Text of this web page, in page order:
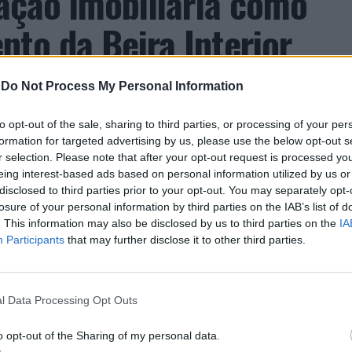
Do Not Process My Personal Information
opt-out of the sale, sharing to third parties, or processing of your
for targeted advertising by us, please use the below opt-out
selection. Please note that after your opt-out request is processed
interest-based ads based on personal information utilized by us
to third parties prior to your opt-out. You may separately
of your personal information by third parties on the IAB’s list of
This information may also be disclosed by us to third parties on the
Participants that may further disclose it to other third parties.
Data Processing Opt Outs
opt-out of the Sharing of my personal data.
da Beira Interior
defende que a Beira Interior, localizada
período de “forte crescimento económico e
atualmente “condições para atrair novos
e consolidar um modelo de
na inovação e na valorização do território”.
no âmbito de mais uma edição da
16 e 26 de julho, na Covilhã, sendo considerada
Com origens medievais e realizada